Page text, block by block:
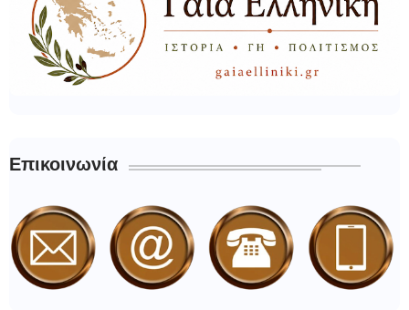
Επικοινωνία